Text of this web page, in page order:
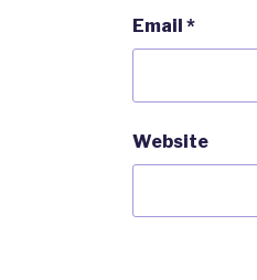
Email *
Website